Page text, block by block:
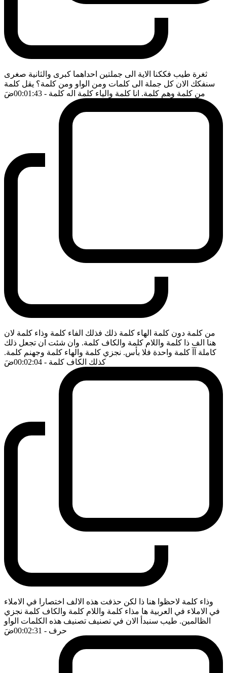
ثغرة طيب فككنا الاية الى جملتين احداهما كبرى والثانية صغرى
سنفكك الان كل جملة الى كلمات ومن الواو ومن كلمة؟ يقل كلمة
من كلمة وهم كلمة. انا كلمة والياء كلمة اله كلمة - 00:01:43 ضَ
من كلمة دون كلمة الهاء كلمة ذلك فذلك الفاء كلمة وذاء كلمة لان
هنا الف ذا كلمة واللام كلمة والكاف كلمة. وان شئت ان تجعل ذلك
كاملة آآ كلمة واحدة فلا بأس. نجزي كلمة والهاء كلمة وجهنم كلمة.
كذلك الكاف كلمة - 00:02:04 ضَ
وذاء كلمة لاحظوا هنا ذا لكن حذفت هذه الالف اختصارا في الاملاء
في الاملاء في العربية ها مذاء كلمة واللام كلمة والكاف كلمة نجزي
الظالمين. طيب سنبدأ الان في تصنيف تصنيف هذه الكلمات الواو
حرف - 00:02:31 ضَ